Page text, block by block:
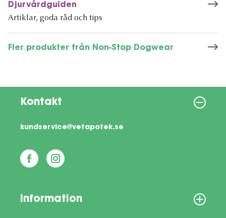
Djurvårdguiden
Artiklar, goda råd och tips
Fler produkter från Non-Stop Dogwear
Kontakt
kundservice@vetapotek.se
Information